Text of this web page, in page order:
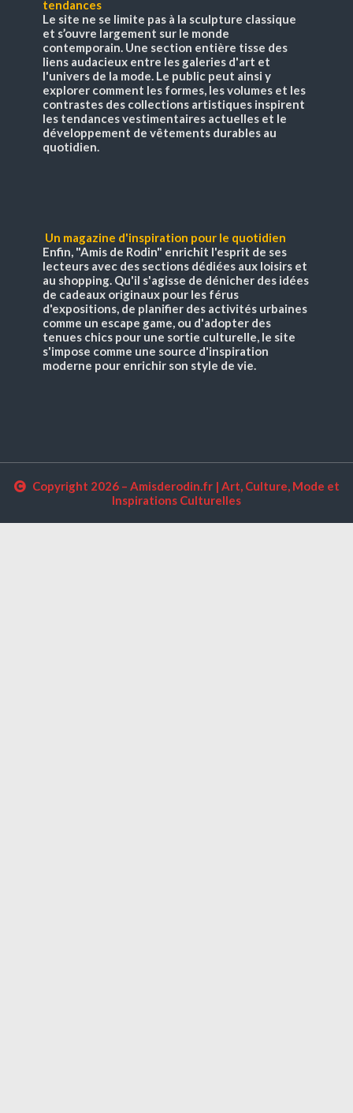
tendances
Le site ne se limite pas à la sculpture classique
et s’ouvre largement sur le monde
contemporain. Une section entière tisse des
liens audacieux entre les galeries d'art et
l'univers de la mode. Le public peut ainsi y
explorer comment les formes, les volumes et les
contrastes des collections artistiques inspirent
les tendances vestimentaires actuelles et le
développement de vêtements durables au
quotidien.
Un magazine d'inspiration pour le quotidien
Enfin, "Amis de Rodin" enrichit l'esprit de ses
lecteurs avec des sections dédiées aux loisirs et
au shopping. Qu'il s'agisse de dénicher des idées
de cadeaux originaux pour les férus
d'expositions, de planifier des activités urbaines
comme un escape game, ou d'adopter des
tenues chics pour une sortie culturelle, le site
s'impose comme une source d'inspiration
moderne pour enrichir son style de vie.
Copyright 2026 – Amisderodin.fr | Art, Culture, Mode et
Inspirations Culturelles